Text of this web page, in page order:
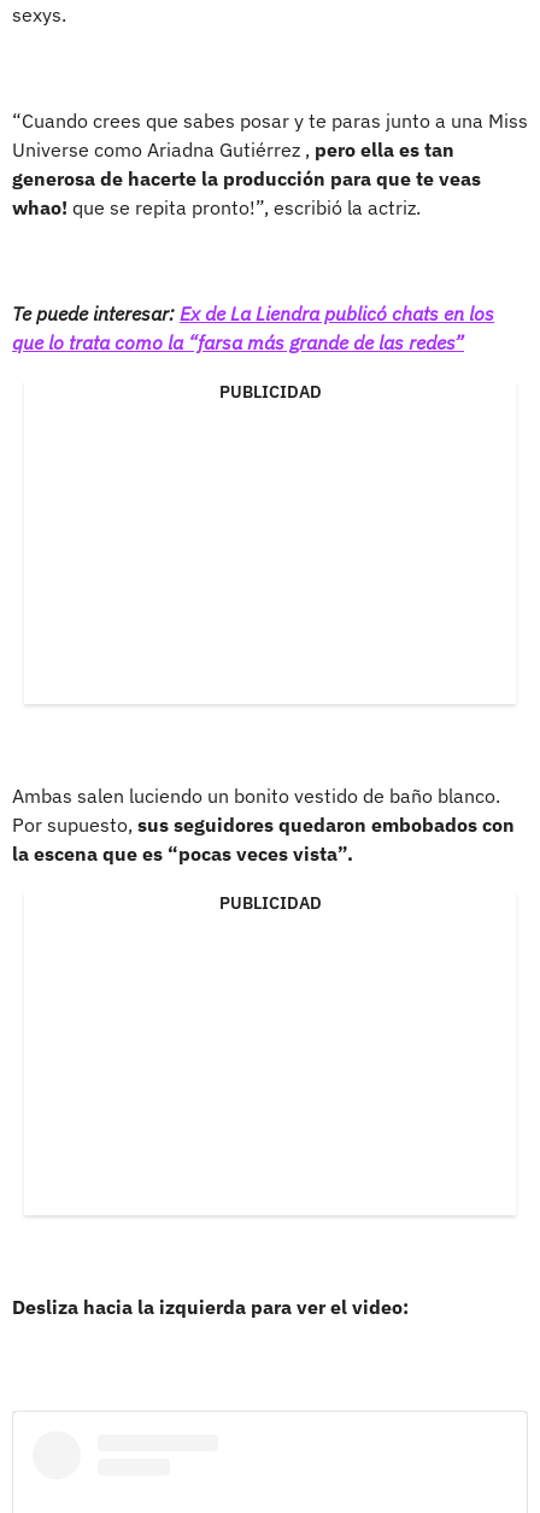
sexys.
“Cuando crees que sabes posar y te paras junto a una Miss
Universe como Ariadna Gutiérrez , pero ella es tan
generosa de hacerte la producción para que te veas
whao! que se repita pronto!”, escribió la actriz.
Te puede interesar: Ex de La Liendra publicó chats en los
que lo trata como la “farsa más grande de las redes”
PUBLICIDAD
Ambas salen luciendo un bonito vestido de baño blanco.
Por supuesto, sus seguidores quedaron embobados con
la escena que es “pocas veces vista”.
PUBLICIDAD
Desliza hacia la izquierda para ver el video: